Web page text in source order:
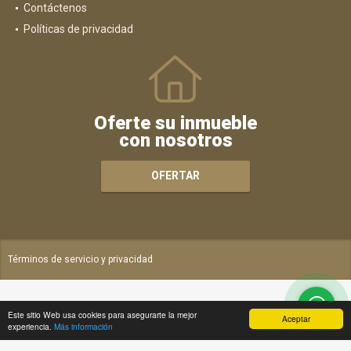
Aceptar
Este sitio Web usa cookies para asegurarte la mejor
experiencia. Más información
Contáctenos
Políticas de privacidad
Oferte su inmueble
con nosotros
OFERTAR
Términos de servicio y privacidad